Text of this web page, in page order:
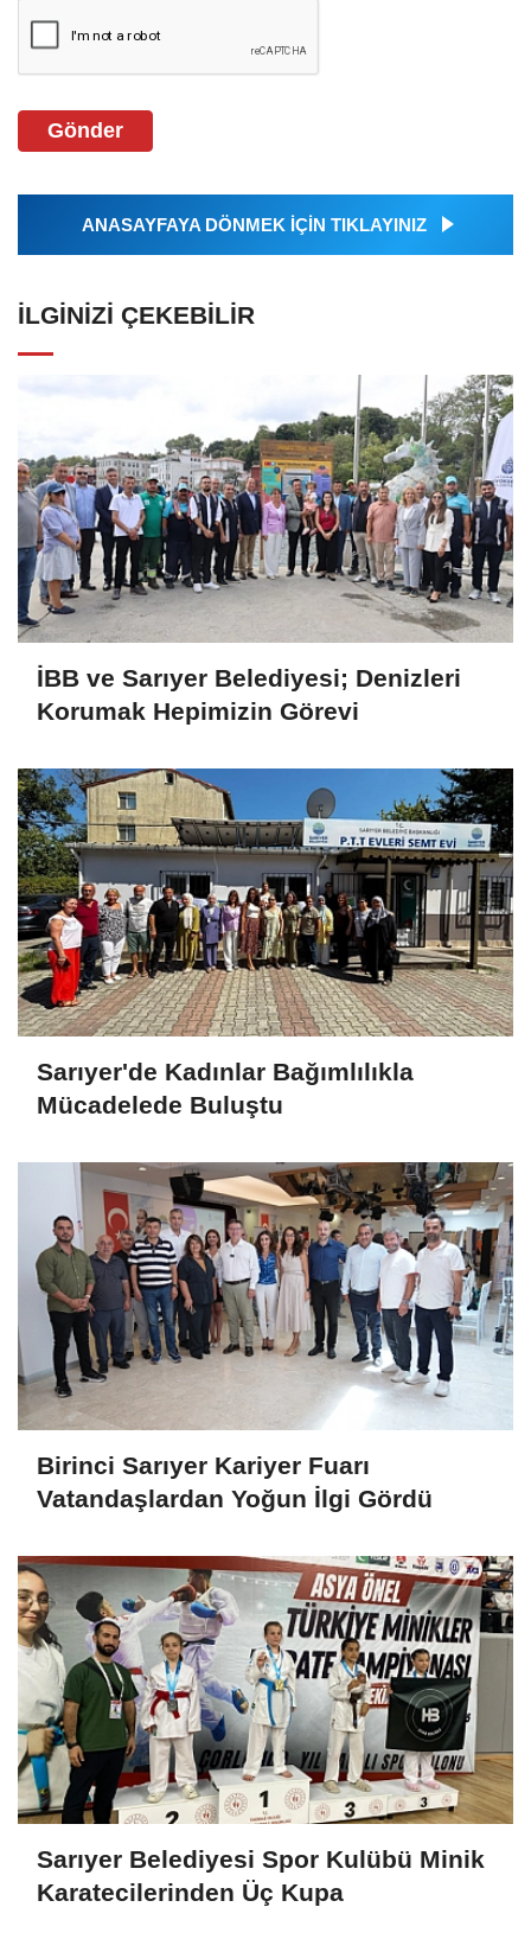
Gönder
ANASAYFAYA DÖNMEK İÇİN TIKLAYINIZ
İLGINIZI ÇEKEBILIR
İBB ve Sarıyer Belediyesi; Denizleri
Korumak Hepimizin Görevi
Sarıyer'de Kadınlar Bağımlılıkla
Mücadelede Buluştu
Birinci Sarıyer Kariyer Fuarı
Vatandaşlardan Yoğun İlgi Gördü
Sarıyer Belediyesi Spor Kulübü Minik
Karatecilerinden Üç Kupa